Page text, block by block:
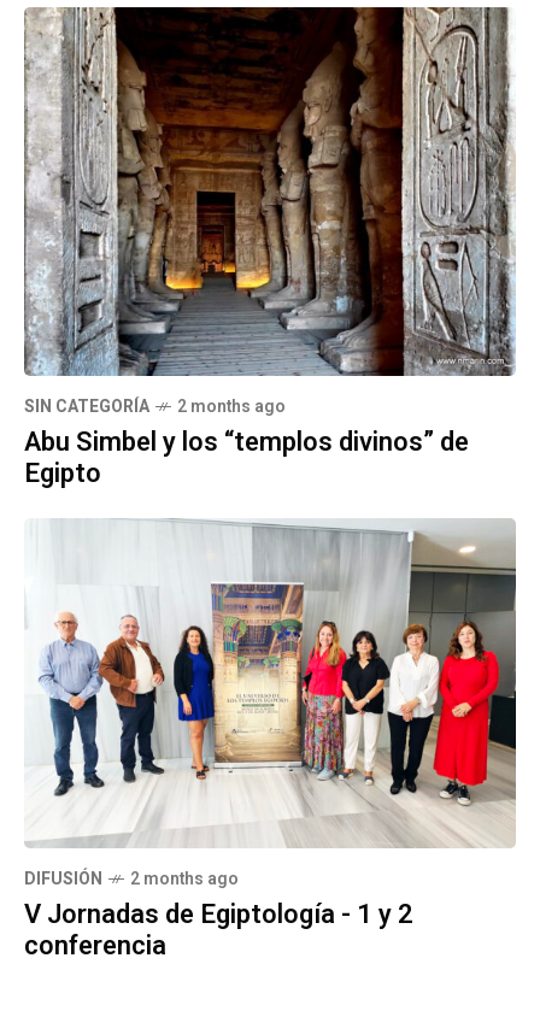
SIN CATEGORÍA 2 months ago
Abu Simbel y los “templos divinos” de
Egipto
DIFUSIÓN 2 months ago
V Jornadas de Egiptología - 1 y 2
conferencia